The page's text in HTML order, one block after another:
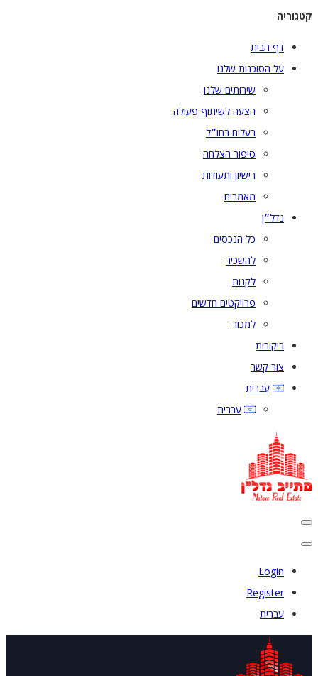
דף הבית
על הסוכנות שלנו
שירותים שלנו
הצעה לשיתוף פעולה
בעלים בחו״ל
סיפור הצלחה
רישיון ותעודות
מאמרים
נדל״ן
כל הנכסים
להשכיר
לקנות
פרויקטים חדשים
למכור
ביקורות
צור קשר
עברית
עברית
Login
Register
עברית